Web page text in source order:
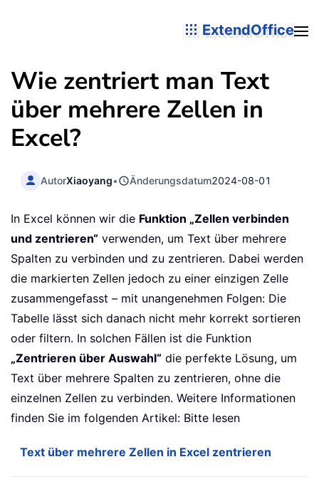
ExtendOffice
Wie zentriert man Text
über mehrere Zellen in
Excel?
AutorXiaoyang• Änderungsdatum2024-08-01
In Excel können wir die Funktion „Zellen verbinden
und zentrieren“ verwenden, um Text über mehrere
Spalten zu verbinden und zu zentrieren. Dabei werden
die markierten Zellen jedoch zu einer einzigen Zelle
zusammengefasst – mit unangenehmen Folgen: Die
Tabelle lässt sich danach nicht mehr korrekt sortieren
oder filtern. In solchen Fällen ist die Funktion
„Zentrieren über Auswahl“ die perfekte Lösung, um
Text über mehrere Spalten zu zentrieren, ohne die
einzelnen Zellen zu verbinden. Weitere Informationen
finden Sie im folgenden Artikel: Bitte lesen
Text über mehrere Zellen in Excel zentrieren